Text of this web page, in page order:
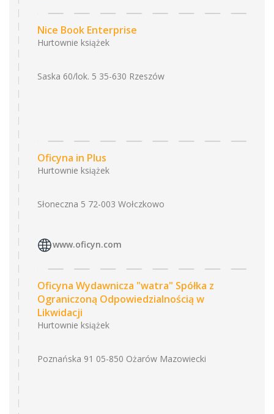
Nice Book Enterprise
Hurtownie książek
Saska 60/lok. 5 35-630 Rzeszów
Oficyna in Plus
Hurtownie książek
Słoneczna 5 72-003 Wołczkowo
www.oficyn.com
Oficyna Wydawnicza "watra" Spółka z
Ograniczoną Odpowiedzialnością w
Likwidacji
Hurtownie książek
Poznańska 91 05-850 Ożarów Mazowiecki